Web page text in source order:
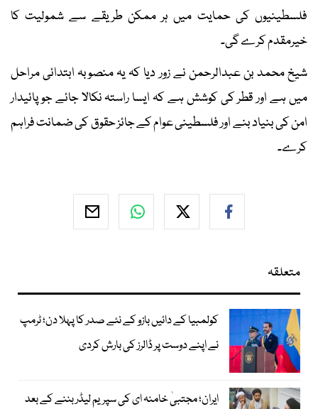
فلسطینیوں کی حمایت میں ہر ممکن طریقے سے شمولیت کا
خیرمقدم کرے گی۔
شیخ محمد بن عبدالرحمن نے زور دیا کہ یہ منصوبہ ابتدائی مراحل
میں ہے اور قطر کی کوشش ہے کہ ایسا راستہ نکالا جائے جو پائیدار
امن کی بنیاد بنے اور فلسطینی عوام کے جائز حقوق کی ضمانت فراہم
کرے۔
متعلقہ
کولمبیا کے دائیں بازو کے نئے صدر کا پہلا دن؛ ٹرمپ
نے اپنے دوست پر ڈالرز کی بارش کردی
ایران؛ مجتبیٰ خامنہ ای کی سپریم لیڈر بننے کے بعد